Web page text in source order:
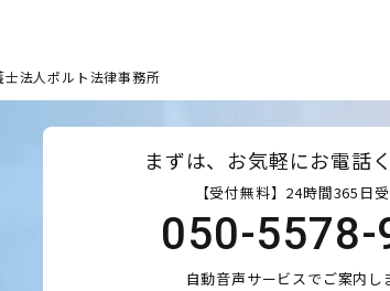
士法人ポルト法律事務所
まずは、お気軽にお電話
【受付無料】24時間365日
050-5578-
自動音声サービスでご案内し